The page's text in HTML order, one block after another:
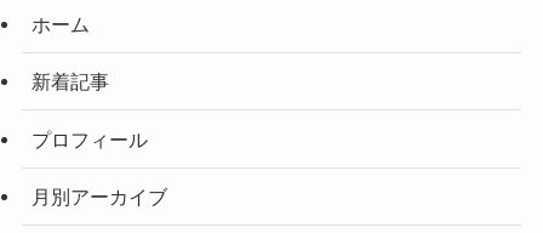
ホーム
新着記事
プロフィール
月別アーカイブ